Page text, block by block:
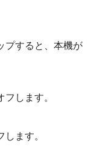
プすると、本機が
します。
ます。